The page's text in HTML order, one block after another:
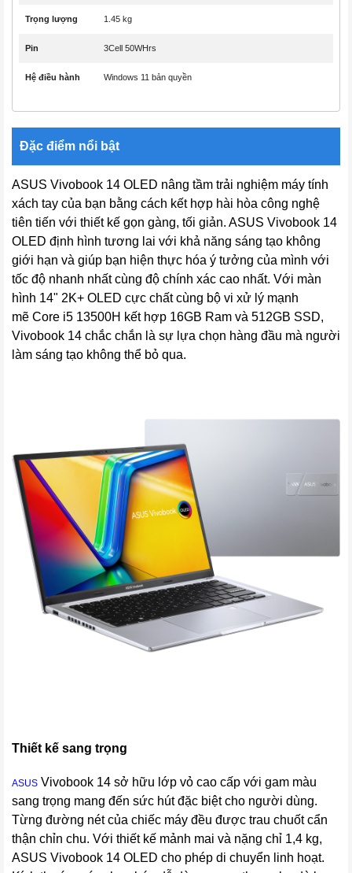
Trọng lượng 1.45 kg
Pin 3Cell 50WHrs
Hệ điều hành Windows 11 bản quyền
Đặc điểm nổi bật
ASUS Vivobook 14 OLED nâng tầm trải nghiệm máy tính
xách tay của bạn bằng cách kết hợp hài hòa công nghệ
tiên tiến với thiết kế gọn gàng, tối giản. ASUS Vivobook 14
OLED định hình tương lai với khả năng sáng tạo không
giới hạn và giúp bạn hiện thực hóa ý tưởng của mình với
tốc độ nhanh nhất cùng độ chính xác cao nhất. Với màn
hình 14" 2K+ OLED cực chất cùng bộ vi xử lý mạnh
mẽ Core i5 13500H kết hợp 16GB Ram và 512GB SSD,
Vivobook 14 chắc chắn là sự lựa chọn hàng đầu mà người
làm sáng tạo không thể bỏ qua.
Thiết kế sang trọng
ASUS Vivobook 14 sở hữu lớp vỏ cao cấp với gam màu
sang trọng mang đến sức hút đặc biệt cho người dùng.
Từng đường nét của chiếc máy đều được trau chuốt cẩn
thận chỉn chu. Với thiết kế mảnh mai và nặng chỉ 1,4 kg,
ASUS Vivobook 14 OLED cho phép di chuyển linh hoạt.